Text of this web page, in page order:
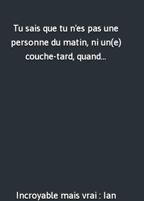
Tu sais que tu n'es pas une
personne du matin, ni un(e)
couche-tard, quand...
Incroyable mais vrai : Ian